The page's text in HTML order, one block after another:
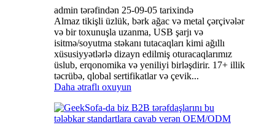
admin tərəfindən 25-09-05 tarixində
Almaz tikişli üzlük, bərk ağac və metal çərçivələr
və bir toxunuşla uzanma, USB şarjı və
isitmə/soyutma stəkanı tutacaqları kimi ağıllı
xüsusiyyətlərlə dizayn edilmiş oturacaqlarımız
üslub, erqonomika və yeniliyi birləşdirir. 17+ illik
təcrübə, qlobal sertifikatlar və çevik...
Daha ətraflı oxuyun